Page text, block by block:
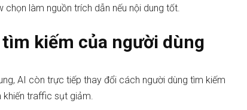
làm nguồn trích dẫn nếu nội dung tốt.
kiếm của người dùng
AI còn trực tiếp thay đổi cách người dùng tìm kiếm
khiến traffic sụt giảm.